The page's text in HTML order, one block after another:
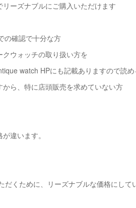
ーズナブルにご購入いただけます
の確認で十分な方
ウォッチの取り扱い方を
watch HPにも記載ありますので読め
ら、特に店頭販売を求めていない方
違います。
くために、リーズナブルな価格にして